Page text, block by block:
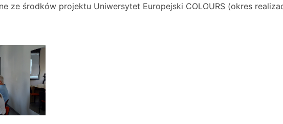
ze środków projektu Uniwersytet Europejski COLOURS (okres